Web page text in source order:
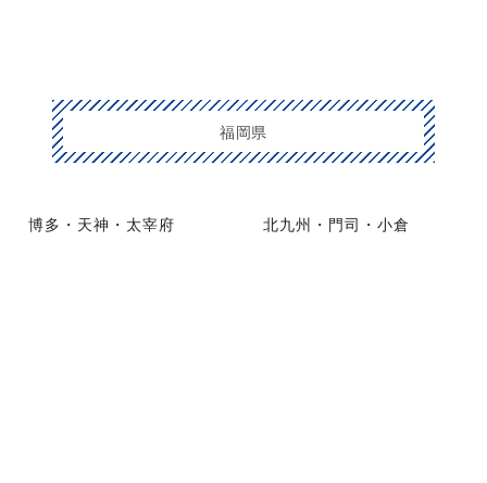
福岡県
博多・天神・太宰府 北九州・門司・小倉